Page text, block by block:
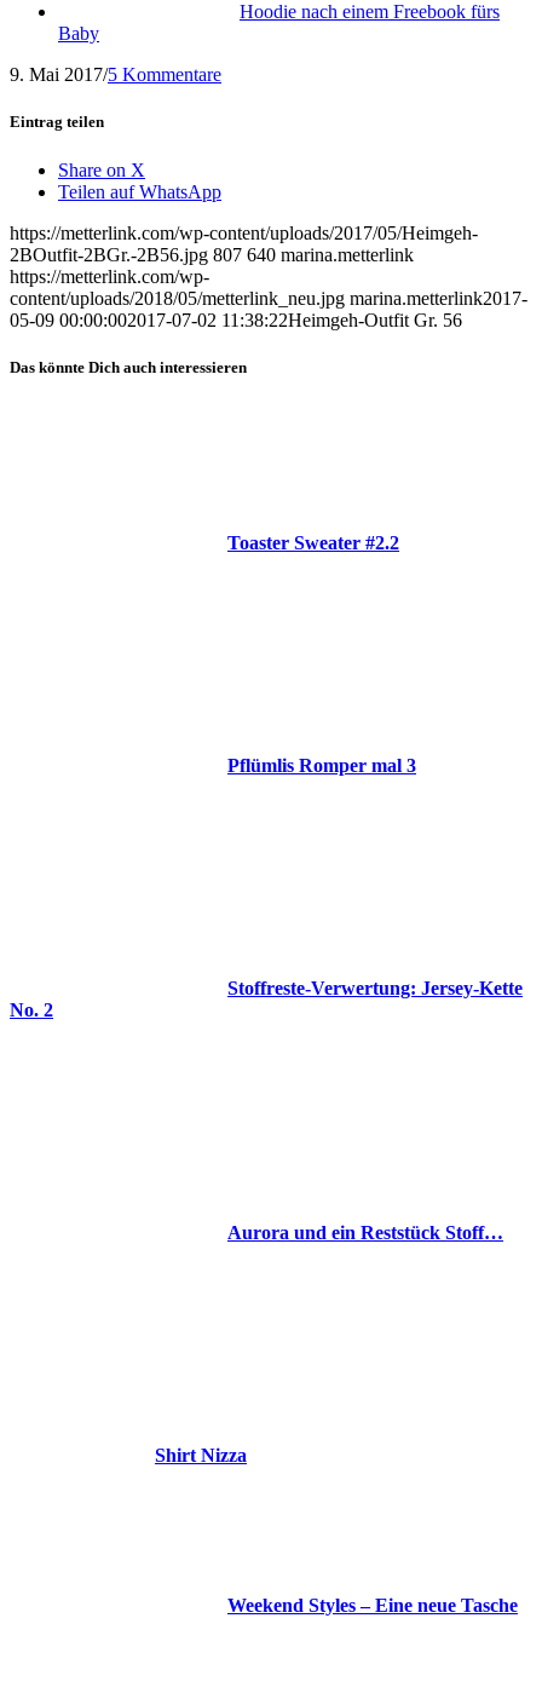
Hoodie nach einem Freebook fürs
Baby
9. Mai 2017/5 Kommentare
Eintrag teilen
Share on X
Teilen auf WhatsApp
https://metterlink.com/wp-content/uploads/2017/05/Heimgeh-
2BOutfit-2BGr.-2B56.jpg 807 640 marina.metterlink
https://metterlink.com/wp-
content/uploads/2018/05/metterlink_neu.jpg marina.metterlink2017-
05-09 00:00:002017-07-02 11:38:22Heimgeh-Outfit Gr. 56
Das könnte Dich auch interessieren
Toaster Sweater #2.2
Pflümlis Romper mal 3
Stoffreste-Verwertung: Jersey-Kette
No. 2
Aurora und ein Reststück Stoff…
Shirt Nizza
Weekend Styles – Eine neue Tasche